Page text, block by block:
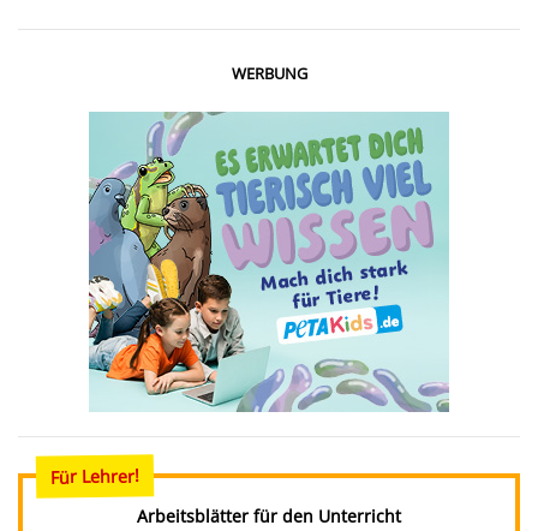
WERBUNG
Für Lehrer!
Arbeitsblätter für den Unterricht